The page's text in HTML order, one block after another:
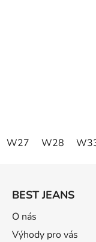
W27 W28
BEST JEANS
O nás
Výhody pro vás